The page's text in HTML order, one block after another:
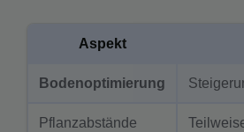
Aspekt
Bodenoptimierung
Pflanzabstände